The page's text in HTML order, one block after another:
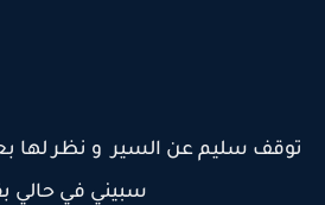
توقف سليم عن السير و نظر لها
سبيني في حالي